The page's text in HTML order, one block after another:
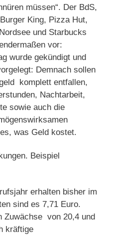
müssen“. Der BdS,
King, Pizza Hut,
und Starbucks
vor:
wurde gekündigt und
Demnach sollen
komplett entfallen,
Nachtarbeit,
sowie auch die
was Geld kostet.
Beispiel
erhalten bisher im
sind es 7,71 Euro.
Zuwächse von 20,4 und
kräftige